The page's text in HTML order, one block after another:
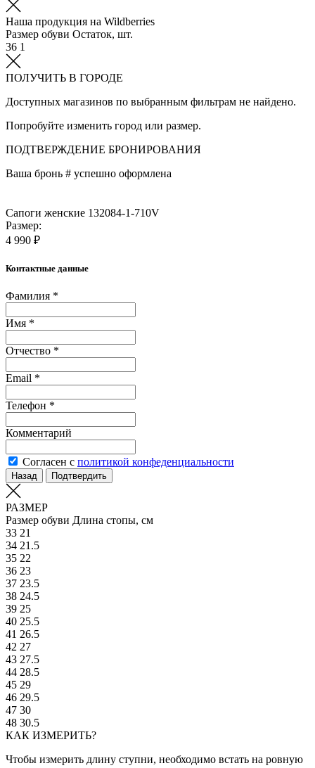
Наша продукция на Wildberries
Размер обуви Остаток, шт.
36 1
ПОЛУЧИТЬ В ГОРОДЕ
Доступных магазинов по выбранным фильтрам не найдено.
Попробуйте изменить город или размер.
ПОДТВЕРЖДЕНИЕ БРОНИРОВАНИЯ
Ваша бронь # успешно оформлена
Сапоги женские 132084-1-710V
Размер:
4 990 ₽
Контактные данные
Фамилия *
Имя *
Отчество *
Email *
Телефон *
Комментарий
Согласен с политикой конфеденциальности
Назад Подтвердить
РАЗМЕР
Размер обуви Длина стопы, см
33 21
34 21.5
35 22
36 23
37 23.5
38 24.5
39 25
40 25.5
41 26.5
42 27
43 27.5
44 28.5
45 29
46 29.5
47 30
48 30.5
КАК ИЗМЕРИТЬ?
Чтобы измерить длину ступни, необходимо встать на ровную